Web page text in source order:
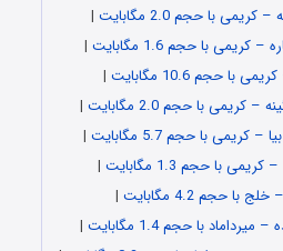
با حجم 2.0 مگابایت
|
با حجم 1.6 مگابایت
|
حجم 10.6 مگابایت
|
با حجم 2.0 مگابایت
|
کریمی با حجم 5.7 مگابایت
|
با حجم 1.3 مگابایت
|
حجم 4.2 مگابایت
|
با حجم 1.4 مگابایت
|